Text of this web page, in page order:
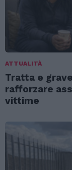
ATTUALITÀ
Tratta e
rafforzare
vittime